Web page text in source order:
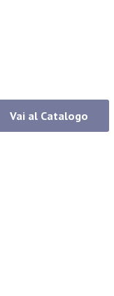
Vai al Catalogo